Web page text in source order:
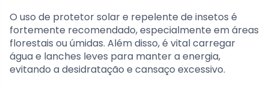
O uso de protetor solar e repelente de insetos é
fortemente recomendado, especialmente em áreas
florestais ou úmidas. Além disso, é vital carregar
água e lanches leves para manter a energia,
evitando a desidratação e cansaço excessivo.